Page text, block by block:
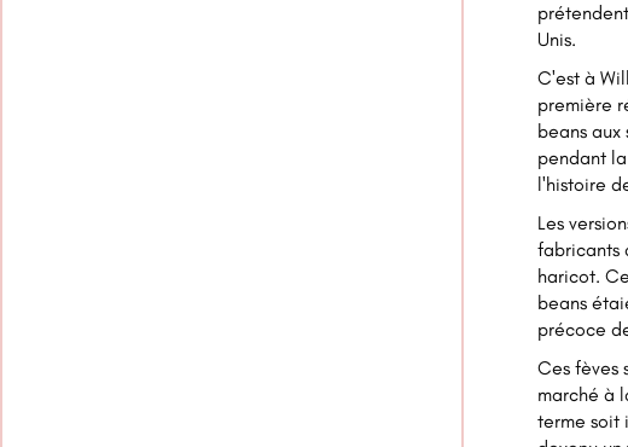
Unis.
C'est à
première
beans
pendant
l'histoire
Les
fabricants
haricot.
beans
précoce
Ces fèves
marché à
terme soit